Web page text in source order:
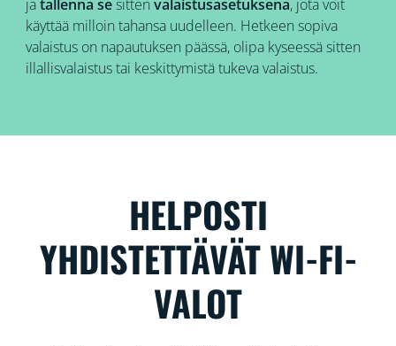
jatallenna sesitten valaistusasetuksena, jota voit
käyttää milloin tahansa uudelleen. Hetkeen sopiva
valaistus on napautuksen päässä, olipa kyseessä sitten
illallisvalaistus tai keskittymistä tukeva valaistus.
HELPOSTI
YHDISTETTÄVÄT WI-FI-
VALOT